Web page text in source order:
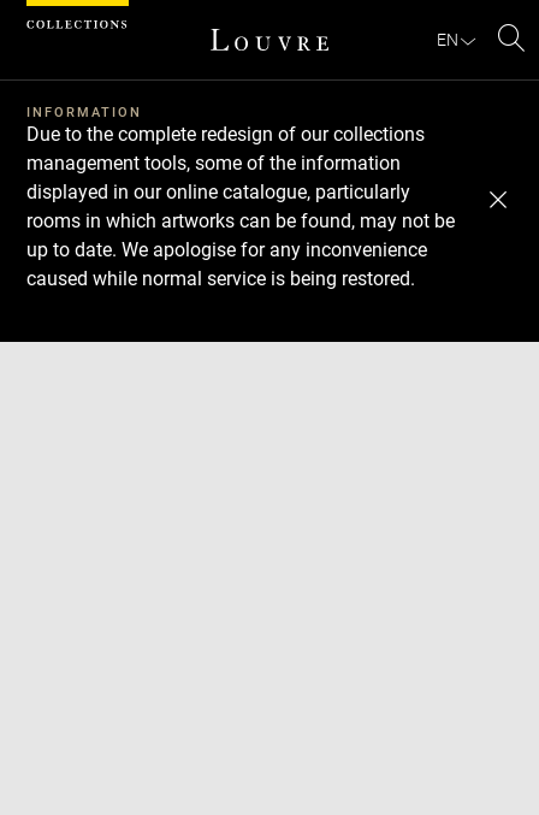
EN
INFORMATION
Due to the complete redesign of our collections
management tools, some of the information
displayed in our online catalogue, particularly
rooms in which artworks can be found, may not be
up to date. We apologise for any inconvenience
caused while normal service is being restored.
Download
Next
Previous
Cookies management panel